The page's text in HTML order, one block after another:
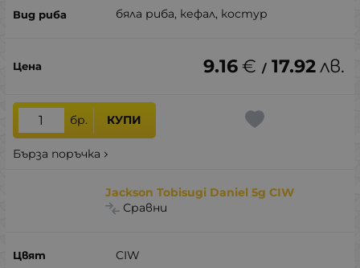
бяла риба, кефал, костур
9.16€ / 17.92лв.
бр. КУПИ
Бърза поръчка
Jackson Tobisugi Daniel 5g CIW
Сравни
CIW